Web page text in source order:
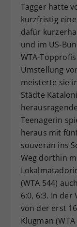
Tagger hatte
kurzfristig
dafür
und im US-
WTA-
Umstellung
meisterte sie
Städte
Teenagerin
heraus mit
souverän ins
Weg dorthin
(WTA 544)
6:0, 6:3. In
von der erst
Klugman